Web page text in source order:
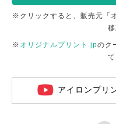
※クリックすると、販売元「
移
※ オリジナルプリント.jpのク
て
アイロンプリ